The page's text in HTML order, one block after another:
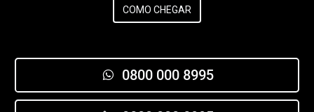
COMO CHEGAR
0800 000 8995